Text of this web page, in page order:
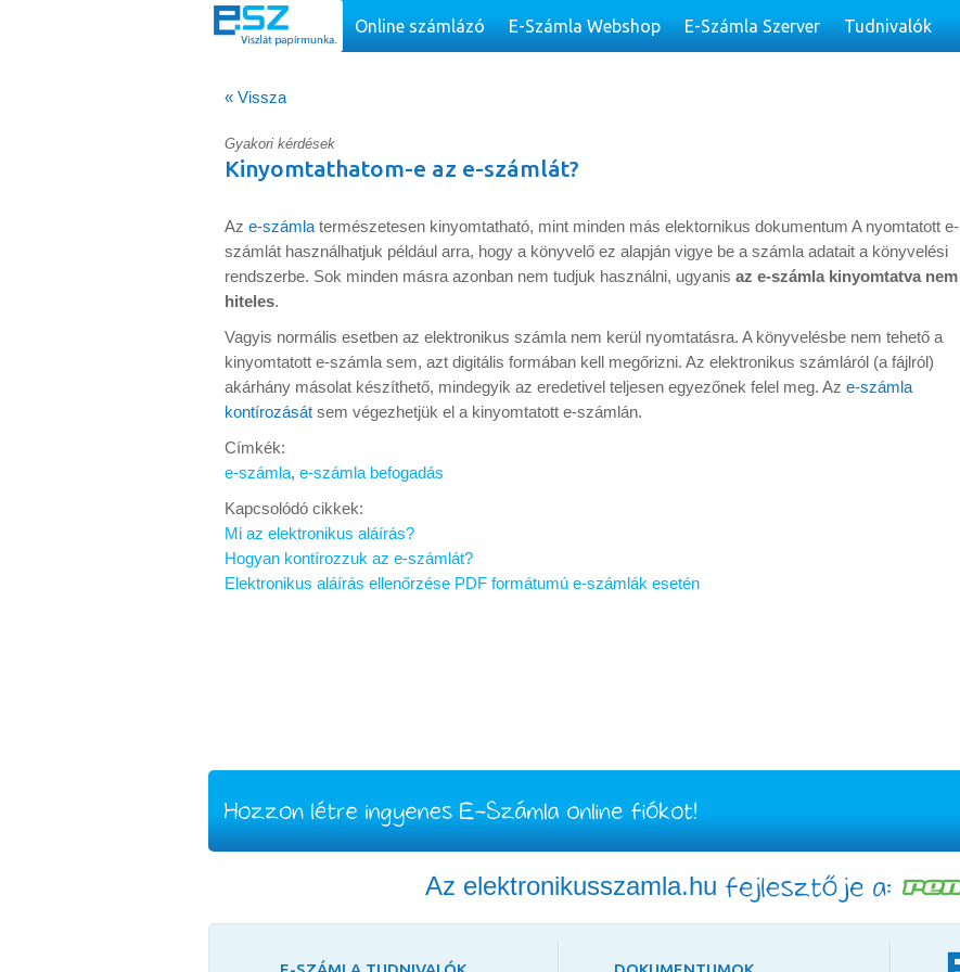
Online számlázó E-Számla Webshop E-Számla Szerver Tudnivalók
« Vissza
Gyakori kérdések
Kinyomtathatom-e az e-számlát?
Az e-számla természetesen kinyomtatható, mint minden más elektornikus dokumentum A nyomtatott e-
számlát használhatjuk például arra, hogy a könyvelő ez alapján vigye be a számla adatait a könyvelési
rendszerbe. Sok minden másra azonban nem tudjuk használni, ugyanis az e-számla kinyomtatva nem
hiteles.
Vagyis normális esetben az elektronikus számla nem kerül nyomtatásra. A könyvelésbe nem tehető a
kinyomtatott e-számla sem, azt digitális formában kell megőrizni. Az elektronikus számláról (a fájlról)
akárhány másolat készíthető, mindegyik az eredetivel teljesen egyezőnek felel meg. Az e-számla
kontírozását sem végezhetjük el a kinyomtatott e-számlán.
Címkék:
e-számla, e-számla befogadás
Kapcsolódó cikkek:
Mi az elektronikus aláírás?
Hogyan kontírozzuk az e-számlát?
Elektronikus aláírás ellenőrzése PDF formátumú e-számlák esetén
Az elektronikusszamla.hu